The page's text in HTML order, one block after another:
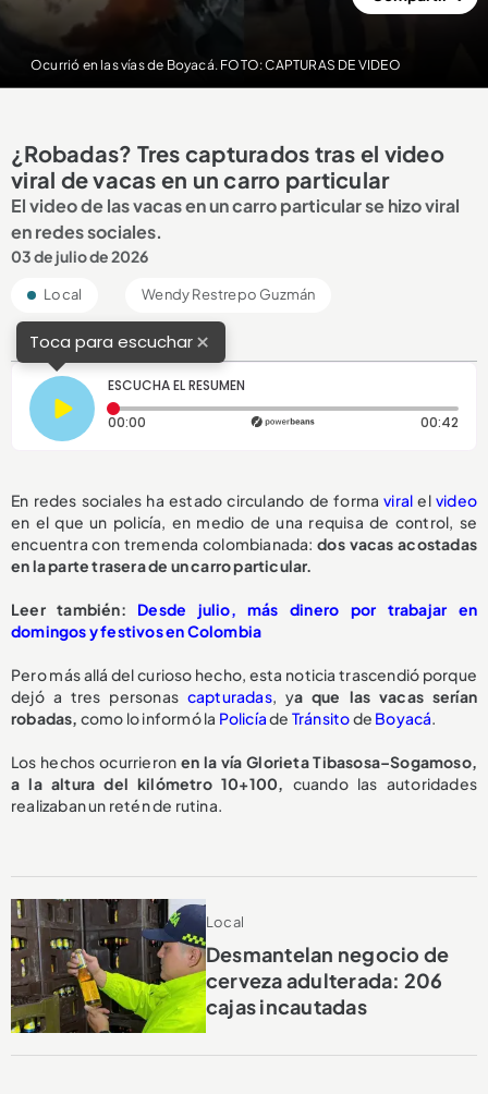
Ocurrió en las vías de Boyacá. FOTO: CAPTURAS DE VIDEO
¿Robadas? Tres capturados tras el video
viral de vacas en un carro particular
El video de las vacas en un carro particular se hizo viral
en redes sociales.
03 de julio de 2026
Local Wendy Restrepo Guzmán
Toca para escuchar×
ESCUCHA EL RESUMEN
00:00 Tiempo transcurrido: 0 segundos 00:42
En redes sociales ha estado circulando de formaviral el video
en el que un policía, en medio de una requisa de control, se
encuentra con tremenda colombianada:dos vacas acostadas
en la parte trasera de un carro particular.
Leer también: Desde julio, más dinero por trabajar en
domingos y festivos en Colombia
Pero más allá del curioso hecho, esta noticia trascendió porque
dejó a tres personas capturadas, ya que las vacas serían
robadas, como lo informó la Policíade Tránsitode Boyacá.
Los hechos ocurrieron en la vía Glorieta Tibasosa–Sogamoso,
a la altura del kilómetro 10+100, cuando las autoridades
realizaban un retén de rutina.
Local
Desmantelan negocio de
cerveza adulterada: 206
cajas incautadas